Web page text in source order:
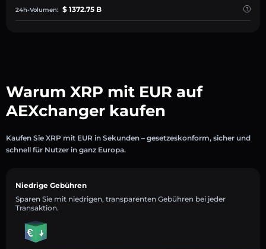
24h-Volumen: $ 1372.75 B
Warum XRP mit EUR auf
AEXchanger kaufen
Kaufen Sie XRP mit EUR in Sekunden – gesetzeskonform, sicher und
schnell für Nutzer in ganz Europa.
Niedrige Gebühren
Sparen Sie mit niedrigen, transparenten Gebühren bei jeder
Transaktion.